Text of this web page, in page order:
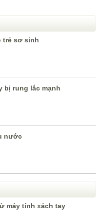
trẻ sơ sinh
bị rung lắc mạnh
nước
máy tính xách tay